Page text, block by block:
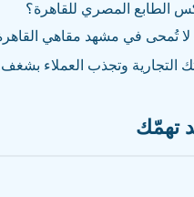
الطابع المصري للقاهرة؟
تُمحى في مشهد مقاهي
التجارية وتجذب العملاء
تهمّك